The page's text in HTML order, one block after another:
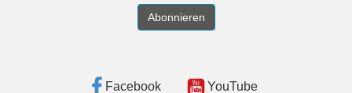
Abonnieren
Facebook YouTube